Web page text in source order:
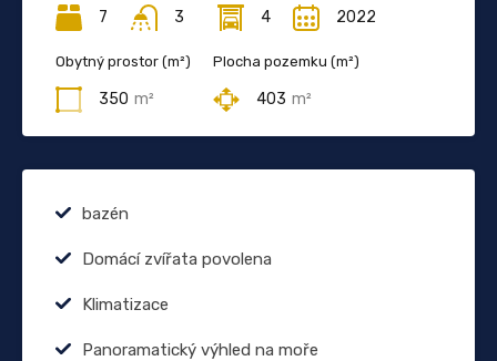
7 3 4 2022
Obytný prostor (m²)
350 m²
Plocha pozemku (m²)
403 m²
bazén
Domácí zvířata povolena
Klimatizace
Panoramatický výhled na moře